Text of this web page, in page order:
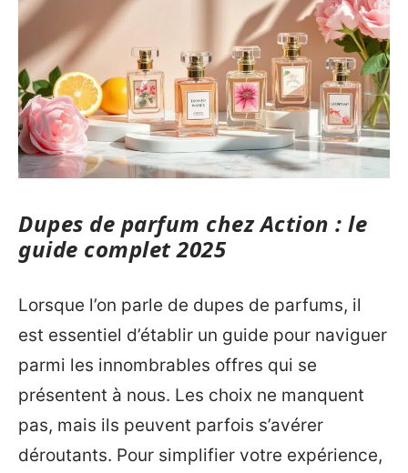
Dupes de parfum chez Action : le
guide complet 2025
Lorsque l’on parle de dupes de parfums, il
est essentiel d’établir un guide pour naviguer
parmi les innombrables offres qui se
présentent à nous. Les choix ne manquent
pas, mais ils peuvent parfois s’avérer
déroutants. Pour simplifier votre expérience,